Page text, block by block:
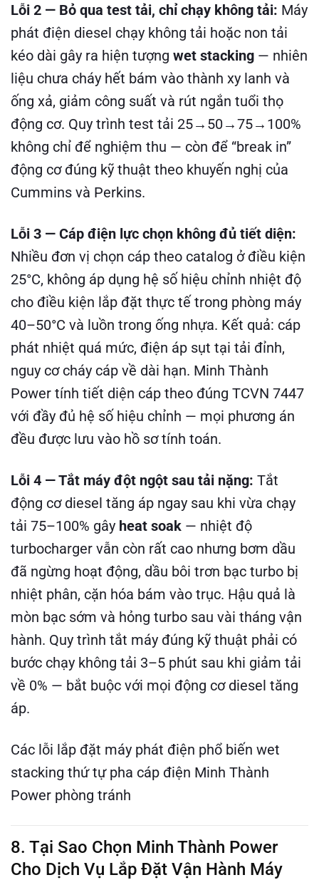
Lỗi 2 — Bỏ qua test tải, chỉ chạy không tải: Máy
phát điện diesel chạy không tải hoặc non tải
kéo dài gây ra hiện tượng wet stacking — nhiên
liệu chưa cháy hết bám vào thành xy lanh và
ống xả, giảm công suất và rút ngắn tuổi thọ
động cơ. Quy trình test tải 25→50→75→100%
không chỉ để nghiệm thu — còn để “break in”
động cơ đúng kỹ thuật theo khuyến nghị của
Cummins và Perkins.
Lỗi 3 — Cáp điện lực chọn không đủ tiết diện:
Nhiều đơn vị chọn cáp theo catalog ở điều kiện
25°C, không áp dụng hệ số hiệu chỉnh nhiệt độ
cho điều kiện lắp đặt thực tế trong phòng máy
40–50°C và luồn trong ống nhựa. Kết quả: cáp
phát nhiệt quá mức, điện áp sụt tại tải đỉnh,
nguy cơ cháy cáp về dài hạn. Minh Thành
Power tính tiết diện cáp theo đúng TCVN 7447
với đầy đủ hệ số hiệu chỉnh — mọi phương án
đều được lưu vào hồ sơ tính toán.
Lỗi 4 — Tắt máy đột ngột sau tải nặng: Tắt
động cơ diesel tăng áp ngay sau khi vừa chạy
tải 75–100% gây heat soak — nhiệt độ
turbocharger vẫn còn rất cao nhưng bơm dầu
đã ngừng hoạt động, dầu bôi trơn bạc turbo bị
nhiệt phân, cặn hóa bám vào trục. Hậu quả là
mòn bạc sớm và hỏng turbo sau vài tháng vận
hành. Quy trình tắt máy đúng kỹ thuật phải có
bước chạy không tải 3–5 phút sau khi giảm tải
về 0% — bắt buộc với mọi động cơ diesel tăng
áp.
Các lỗi lắp đặt máy phát điện phổ biến wet
stacking thứ tự pha cáp điện Minh Thành
Power phòng tránh
8. Tại Sao Chọn Minh Thành Power
Cho Dịch Vụ Lắp Đặt Vận Hành Máy